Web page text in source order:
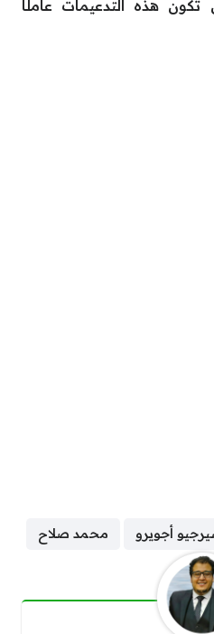
هذه التدعيمات عاملًا
أجويرو محمد صلاح